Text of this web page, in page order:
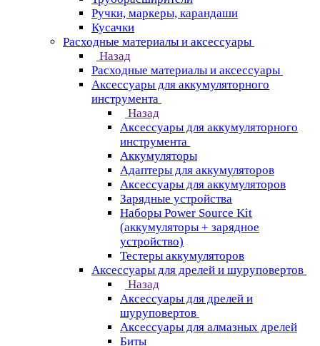
Ручки, маркеры, карандаши
Кусачки
Расходные материалы и аксессуары
Назад
Расходные материалы и аксессуары
Аксессуары для аккумуляторного
инструмента
Назад
Аксессуары для аккумуляторного
инструмента
Aккумуляторы
Адаптеры для аккумуляторов
Аксессуары для аккумуляторов
Зарядные устройства
Наборы Power Source Kit
(аккумуляторы + зарядное
устройство)
Тестеры аккумуляторов
Аксессуары для дрелей и шуруповертов
Назад
Аксессуары для дрелей и
шуруповертов
Аксессуары для алмазных дрелей
Биты